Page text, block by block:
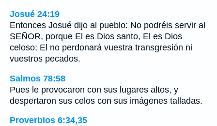
Josué 24:19
Entonces Josué dijo al pueblo: No podréis servir al
SEÑOR, porque El es Dios santo, El es Dios
celoso; El no perdonará vuestra transgresión ni
vuestros pecados.
Salmos 78:58
Pues le provocaron con sus lugares altos, y
despertaron sus celos con sus imágenes talladas.
Proverbios 6:34,35